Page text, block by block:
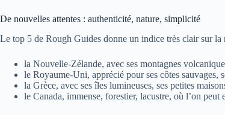
De nouvelles attentes : authenticité, nature, simplicité
Le top 5 de Rough Guides donne un indice très clair sur
la Nouvelle-Zélande, avec ses montagnes
le Royaume-Uni, apprécié pour ses côtes sauvages,
la Grèce, avec ses îles lumineuses, ses petites
le Canada, immense, forestier, lacustre, où l’on peut